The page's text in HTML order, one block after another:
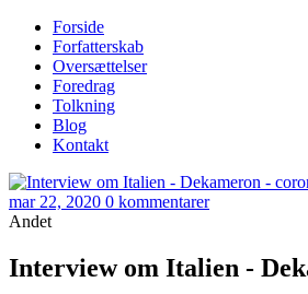
Primær
navigation
Forside
Forfatterskab
Oversættelser
Foredrag
Tolkning
Blog
Kontakt
mar 22, 2020 0 kommentarer
Andet
Interview om Italien -